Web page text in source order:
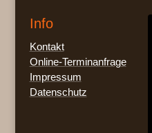
Info
Kontakt
Online-Terminanfrage
Impressum
Datenschutz